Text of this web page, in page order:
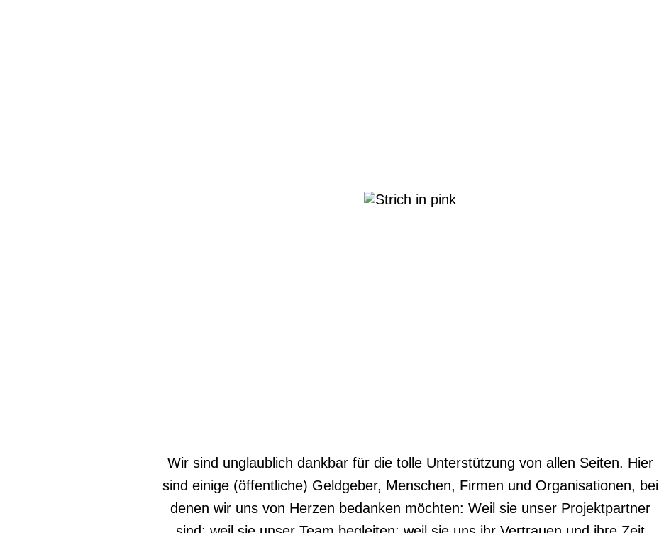
Wir sind unglaublich dankbar für die tolle Unterstützung von allen Seiten. Hier
sind einige (öffentliche) Geldgeber, Menschen, Firmen und Organisationen, bei
denen wir uns von Herzen bedanken möchten: Weil sie unser Projektpartner